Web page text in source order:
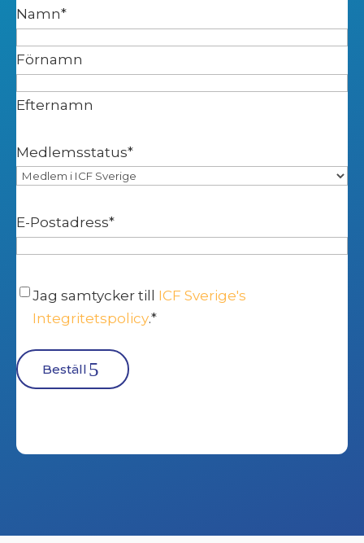
Namn*
Förnamn
Efternamn
Medlemsstatus*
E-Postadress*
Samtycke*
Jag samtycker till ICF Sverige's
Integritetspolicy.*
Beställ